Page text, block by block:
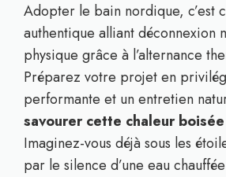
Adopter le bain nordique, c’est
authentique alliant déconnexion
physique grâce à l’alternance
Préparez votre projet en
performante et un entretien
savourer cette chaleur
Imaginez-vous déjà sous les
par le silence d’une eau